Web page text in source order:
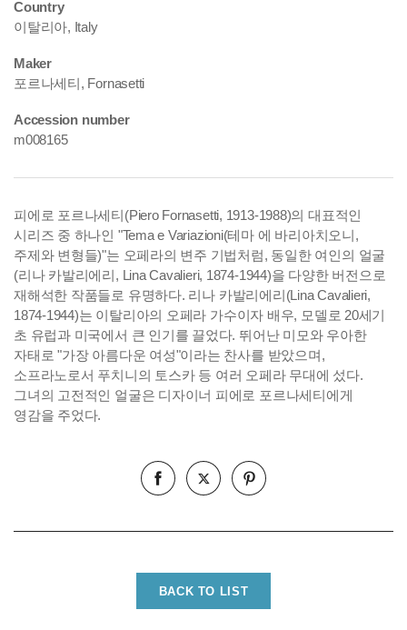
Country
이탈리아, Italy
Maker
포르나세티, Fornasetti
Accession number
m008165
피에로 포르나세티(Piero Fornasetti, 1913-1988)의 대표적인
시리즈 중 하나인 "Tema e Variazioni(테마 에 바리아치오니,
주제와 변형들)"는 오페라의 변주 기법처럼, 동일한 여인의 얼굴
(리나 카발리에리, Lina Cavalieri, 1874-1944)을 다양한 버전으로
재해석한 작품들로 유명하다. 리나 카발리에리(Lina Cavalieri,
1874-1944)는 이탈리아의 오페라 가수이자 배우, 모델로 20세기
초 유럽과 미국에서 큰 인기를 끌었다. 뛰어난 미모와 우아한
자태로 "가장 아름다운 여성"이라는 찬사를 받았으며,
소프라노로서 푸치니의 토스카 등 여러 오페라 무대에 섰다.
그녀의 고전적인 얼굴은 디자이너 피에로 포르나세티에게
영감을 주었다.
BACK TO LIST